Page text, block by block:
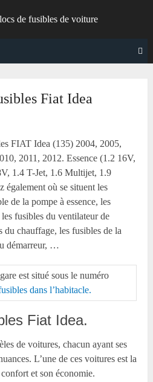
Fiat Idea
FIAT Idea (135) 2004, 2005,
2011, 2012. Essence (1.2 16V,
1.4 T-Jet, 1.6 Multijet, 1.9
également où se situent les
de la pompe à essence, les
fusibles du ventilateur de
du chauffage, les fusibles de la
démarreur, …
est situé sous le numéro
dans l’habitacle.
Fiat Idea.
de voitures, chacun ayant ses
L’une de ces voitures est la
et son économie.